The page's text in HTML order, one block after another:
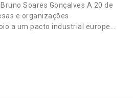
Soares Gonçalves A 20 de
e organizações
a um pacto industrial europeu